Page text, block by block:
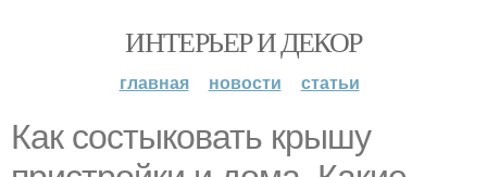
ИНТЕРЬЕР И ДЕКОР
главная новости статьи
Как состыковать крышу